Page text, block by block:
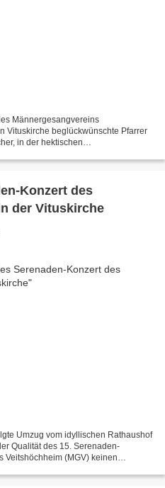
Männergesangvereins
Vituskirche beglückwünschte Pfarrer
in der hektischen
Konzert des
der Vituskirche
Umzug vom idyllischen Rathaushof
Qualität des 15. Serenaden-
Veitshöchheim (MGV) keinen